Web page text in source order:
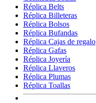
Réplica Belts
Réplica Billeteras
Réplica Bolsos
Réplica Bufandas
Réplica Cajas de regalo
Réplica Gafas
Réplica Joyería
Réplica Llaveros
Réplica Plumas
Réplica Toallas